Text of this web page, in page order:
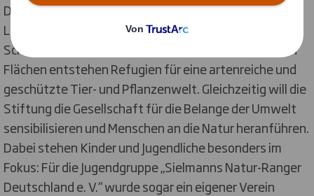
Durch den Erwerb großer unzerschnittener
Landschaften setzt sich die Stiftung aktiv für den
Schutz und Erhalt seltener Lebensräume ein. Auf den
Flächen entstehen Refugien für eine artenreiche und
geschützte Tier- und Pflanzenwelt. Gleichzeitig will die
Stiftung die Gesellschaft für die Belange der Umwelt
sensibilisieren und Menschen an die Natur heranführen.
Dabei stehen Kinder und Jugendliche besonders im
Fokus: Für die Jugendgruppe „Sielmanns Natur-Ranger
Deutschland e. V.“ wurde sogar ein eigener Verein